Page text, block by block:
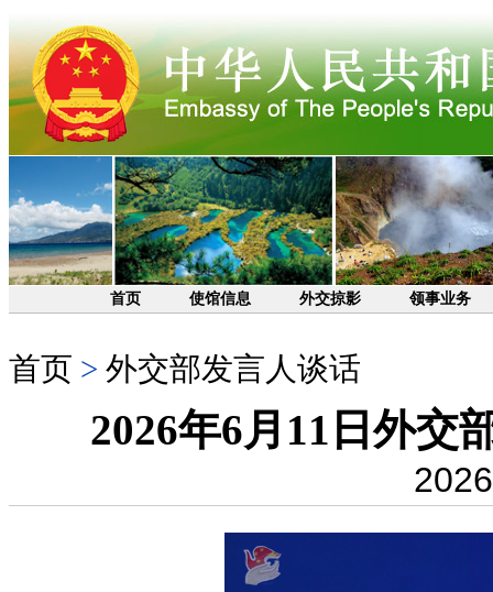
首页 使馆信息 外交掠影 领事业务
首页 > 外交部发言人谈话
2026年6月11日外交